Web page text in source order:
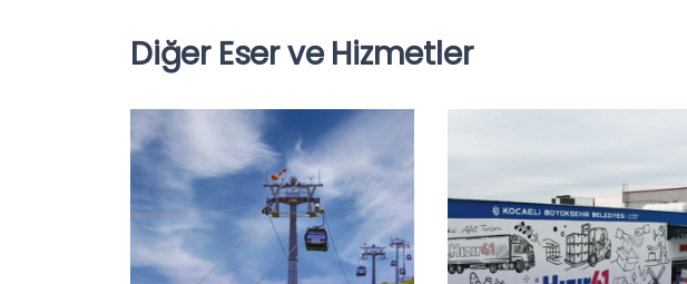
Diğer Eser ve Hizmetler